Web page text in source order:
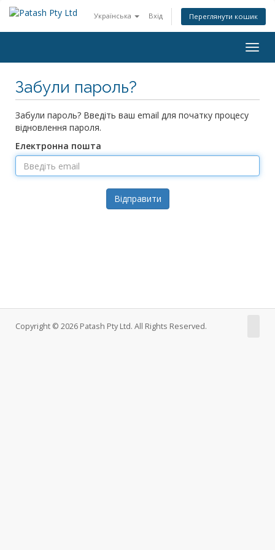
Українська Вхід Переглянути кошик
Забули пароль?
Забули пароль? Введіть ваш email для початку процесу
відновлення пароля.
Електронна пошта
Відправити
Copyright © 2026 Patash Pty Ltd. All Rights Reserved.